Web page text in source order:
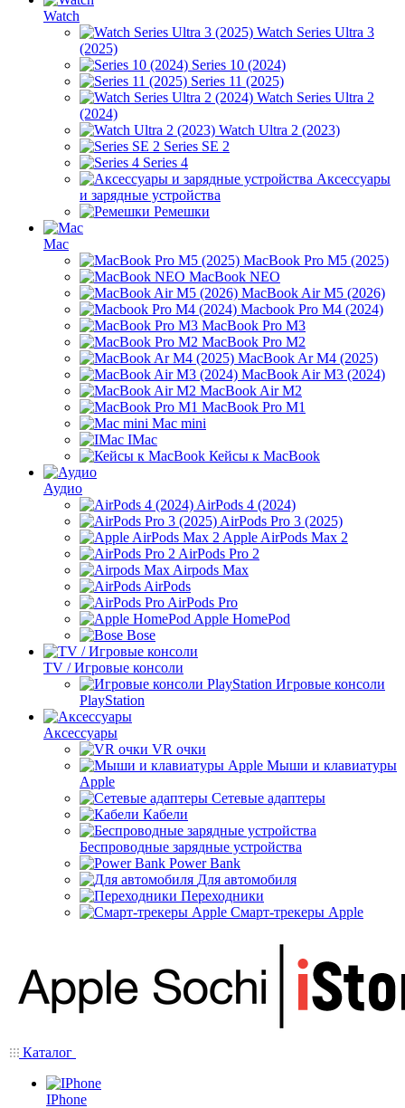
Watch
Watch Series Ultra 3
(2025)
Series 10 (2024)
Series 11 (2025)
Watch Series Ultra 2
(2024)
Watch Ultra 2 (2023)
Series SE 2
Series 4
Аксессуары
и зарядные устройства
Ремешки
Mac
MacBook Pro M5 (2025)
MacBook NEO
MacBook Air M5 (2026)
Macbook Pro M4 (2024)
MacBook Pro M3
MacBook Pro M2
MacBook Ar M4 (2025)
MacBook Air M3 (2024)
MacBook Air M2
MacBook Pro M1
Mac mini
IMac
Кейсы к MacBook
Аудио
AirPods 4 (2024)
AirPods Pro 3 (2025)
Apple AirPods Max 2
AirPods Pro 2
Airpods Max
AirPods
AirPods Pro
Apple HomePod
Bose
TV / Игровые консоли
Игровые консоли
PlayStation
Аксессуары
VR очки
Мыши и клавиатуры
Apple
Сетевые адаптеры
Кабели
Беспроводные зарядные устройства
Power Bank
Для автомобиля
Переходники
Смарт-трекеры Apple
Каталог
IPhone